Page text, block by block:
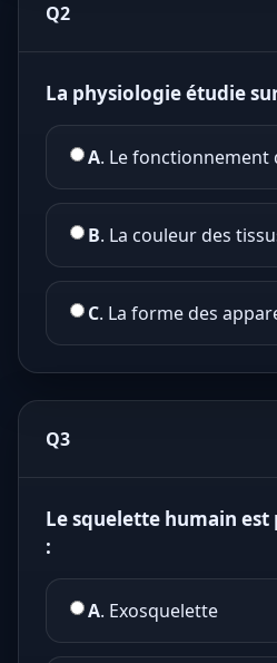
Q2
La physiologie étudie
A. Le fonctionnement
B. La couleur des
C. La forme des
Q3
Le squelette humain
:
A. Exosquelette